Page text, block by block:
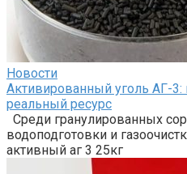
Новости
Активированный уголь АГ-
реальный ресурс
Среди гранулированных
водоподготовки и
активный аг 3 25кг